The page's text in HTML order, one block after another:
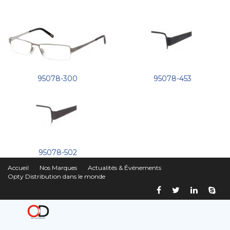
95078-300 95078-453
95078-502
Accueil Nos Marques
Actualités & Événements
Opty Distribution dans le monde